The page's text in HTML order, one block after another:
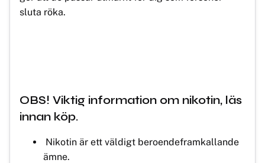
sluta röka.
OBS! Viktig information om nikotin, läs
innan köp.
Nikotin är ett väldigt beroendeframkallande
ämne.